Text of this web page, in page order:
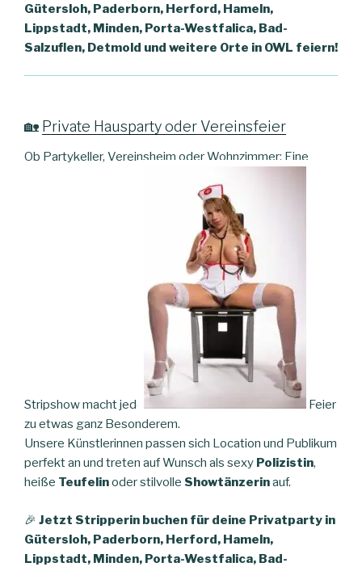
Gütersloh, Paderborn, Herford, Hameln,
Lippstadt, Minden, Porta-Westfalica, Bad-
Salzuflen, Detmold und weitere Orte in OWL feiern!
🏡 Private Hausparty oder Vereinsfeier
Ob Partykeller, Vereinsheim oder Wohnzimmer: Eine
Stripshow macht jede
Feier
zu etwas ganz Besonderem.
Unsere Künstlerinnen passen sich Location und Publikum
perfekt an und treten auf Wunsch als sexy Polizistin,
heiße Teufelinoder stilvolle Showtänzerinauf.
🎉 Jetzt Stripperin buchen für deine Privatparty in
Gütersloh, Paderborn, Herford, Hameln,
Lippstadt, Minden, Porta-Westfalica, Bad-